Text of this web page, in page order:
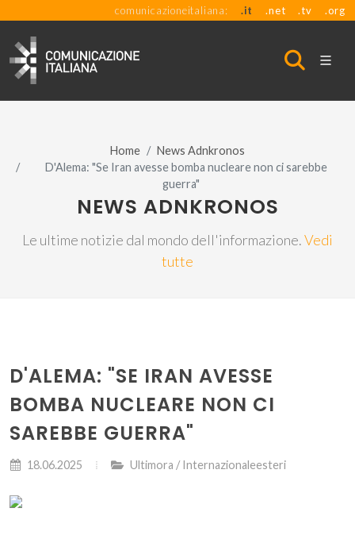
comunicazioneitaliana: .it .net .tv .org
Home
News Adnkronos
D'Alema: "Se Iran avesse bomba nucleare non ci sarebbe
guerra"
NEWS ADNKRONOS
Le ultime notizie dal mondo dell'informazione.Vedi
tutte
D'ALEMA: "SE IRAN AVESSE
BOMBA NUCLEARE NON CI
SAREBBE GUERRA"
18.06.2025 Ultimora / Internazionaleesteri